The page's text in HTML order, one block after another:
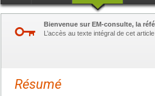
Bienvenue sur EM-consulte, la
L’accès au texte intégral de cet
Résumé